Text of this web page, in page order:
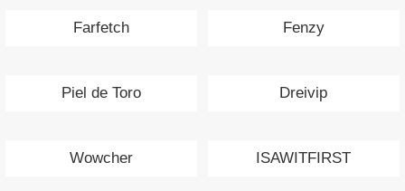
Farfetch Fenzy
Piel de Toro Dreivip
Wowcher ISAWITFIRST